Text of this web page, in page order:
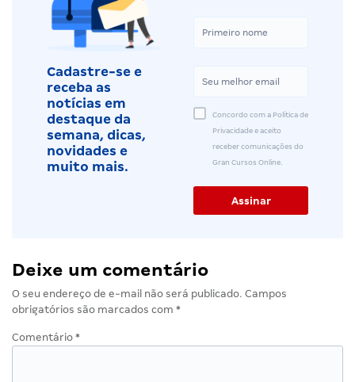
Cadastre-se e
receba as
notícias em
destaque da
semana, dicas,
novidades e
muito mais.
Concordo com a Política de
Privacidade e aceito
receber comunicações do
Gran Cursos Online.
Deixe um comentário
O seu endereço de e-mail não será publicado. Campos
obrigatórios são marcados com *
Comentário *